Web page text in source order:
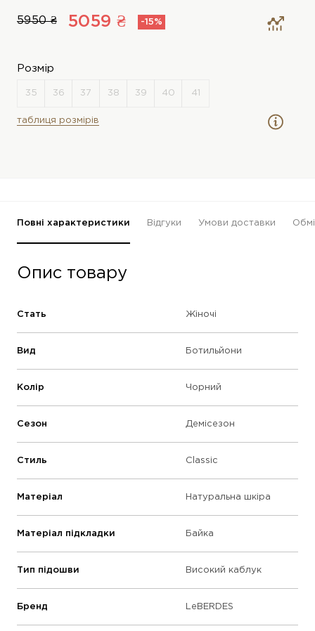
5950 ₴ 5059 ₴ -15%
Розмір
таблиця розмірів
Повні характеристики Відгуки Умови доставки
Опис товару
Стать Жіночі
Вид Ботильйони
Колір Чорний
Сезон Демісезон
Стиль Classic
Матеріал Натуральна шкіра
Матеріал підкладки Байка
Тип підошви Високий каблук
Бренд LeBERDES